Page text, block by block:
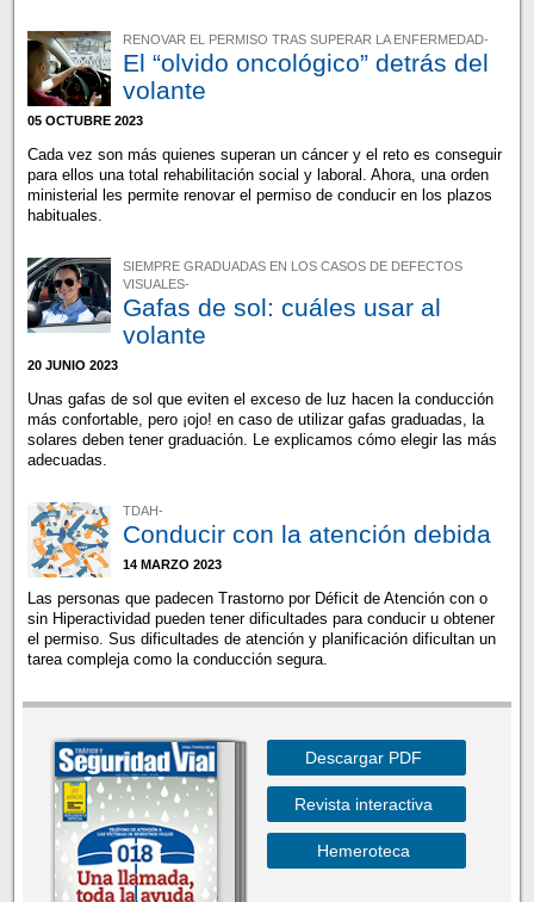
RENOVAR EL PERMISO TRAS SUPERAR LA ENFERMEDAD-
El “olvido oncológico” detrás del
volante
05 OCTUBRE 2023
Cada vez son más quienes superan un cáncer y el reto es conseguir
para ellos una total rehabilitación social y laboral. Ahora, una orden
ministerial les permite renovar el permiso de conducir en los plazos
habituales.
SIEMPRE GRADUADAS EN LOS CASOS DE DEFECTOS
VISUALES-
Gafas de sol: cuáles usar al
volante
20 JUNIO 2023
Unas gafas de sol que eviten el exceso de luz hacen la conducción
más confortable, pero ¡ojo! en caso de utilizar gafas graduadas, la
solares deben tener graduación. Le explicamos cómo elegir las más
adecuadas.
TDAH-
Conducir con la atención debida
14 MARZO 2023
Las personas que padecen Trastorno por Déficit de Atención con o
sin Hiperactividad pueden tener dificultades para conducir u obtener
el permiso. Sus dificultades de atención y planificación dificultan un
tarea compleja como la conducción segura.
Descargar PDF
Revista interactiva
Hemeroteca